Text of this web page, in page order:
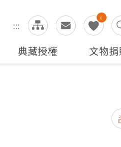
:::
0
尋
典藏授權 文物捐